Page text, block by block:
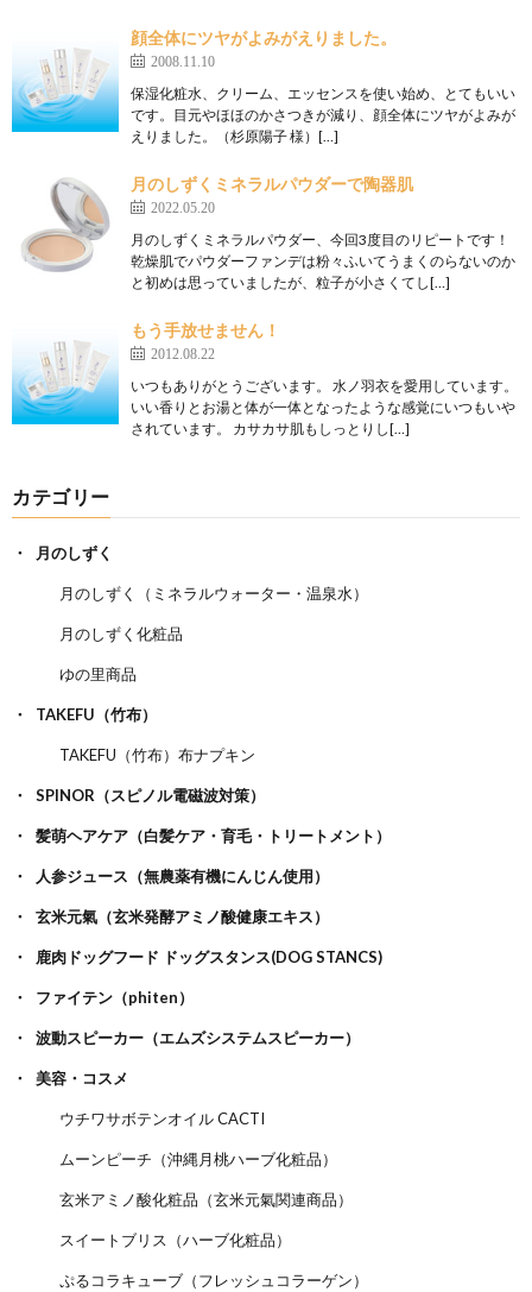
顔全体にツヤがよみがえりました。
2008.11.10
保湿化粧水、クリーム、エッセンスを使い始め、とてもいい
です。目元やほほのかさつきが減り、顔全体にツヤがよみが
えりました。（杉原陽子 様）[…]
月のしずくミネラルパウダーで陶器肌
2022.05.20
月のしずくミネラルパウダー、今回3度目のリピートです！
乾燥肌でパウダーファンデは粉々ふいてうまくのらないのか
と初めは思っていましたが、粒子が小さくてし[…]
もう手放せません！
2012.08.22
いつもありがとうございます。 水ノ羽衣を愛用しています。
いい香りとお湯と体が一体となったような感覚にいつもいや
されています。 カサカサ肌もしっとりし[…]
カテゴリー
月のしずく
月のしずく（ミネラルウォーター・温泉水）
月のしずく化粧品
ゆの里商品
TAKEFU（竹布）
TAKEFU（竹布）布ナプキン
SPINOR（スピノル電磁波対策）
髪萌ヘアケア（白髪ケア・育毛・トリートメント）
人参ジュース（無農薬有機にんじん使用）
玄米元氣（玄米発酵アミノ酸健康エキス）
鹿肉ドッグフード ドッグスタンス(DOG STANCS)
ファイテン（phiten）
波動スピーカー（エムズシステムスピーカー）
美容・コスメ
ウチワサボテンオイル CACTI
ムーンピーチ（沖縄月桃ハーブ化粧品）
玄米アミノ酸化粧品（玄米元氣関連商品）
スイートブリス（ハーブ化粧品）
ぷるコラキューブ（フレッシュコラーゲン）